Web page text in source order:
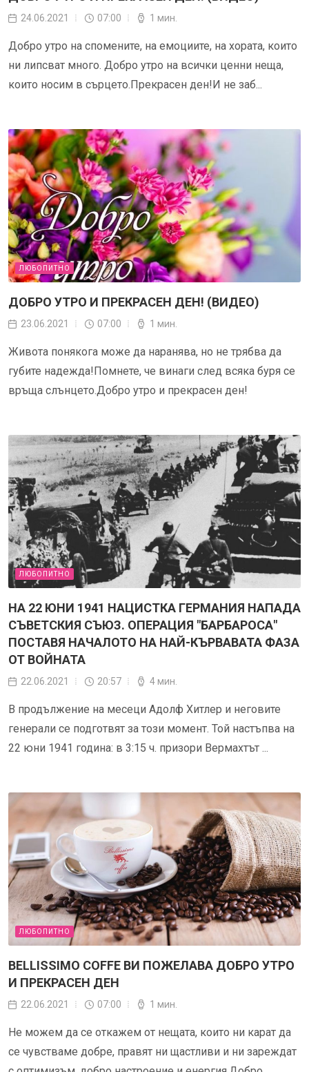
24.06.2021 07:00 1 мин.
Добро утро на спомените, на емоциите, на хората, които
ни липсват много. Добро утро на всички ценни неща,
които носим в сърцето.Прекрасен ден!И не заб...
ЛЮБОПИТНО
ДОБРО УТРО И ПРЕКРАСЕН ДЕН! (ВИДЕО)
23.06.2021 07:00 1 мин.
Живота понякога може да наранява, но не трябва да
губите надежда!Помнете, че винаги след всяка буря се
връща слънцето.Добро утро и прекрасен ден!
ЛЮБОПИТНО
НА 22 ЮНИ 1941 НАЦИСТКА ГЕРМАНИЯ НАПАДА
СЪВЕТСКИЯ СЪЮЗ. ОПЕРАЦИЯ "БАРБАРОСА"
ПОСТАВЯ НАЧАЛОТО НА НАЙ-КЪРВАВАТА ФАЗА
ОТ ВОЙНАТА
22.06.2021 20:57 4 мин.
В продължение на месеци Адолф Хитлер и неговите
генерали се подготвят за този момент. Той настъпва на
22 юни 1941 година: в 3:15 ч. призори Вермахтът ...
ЛЮБОПИТНО
BELLISSIMO COFFE ВИ ПОЖЕЛАВА ДОБРО УТРО
И ПРЕКРАСЕН ДЕН
22.06.2021 07:00 1 мин.
Не можем да се откажем от нещата, които ни карат да
се чувстваме добре, правят ни щастливи и ни зареждат